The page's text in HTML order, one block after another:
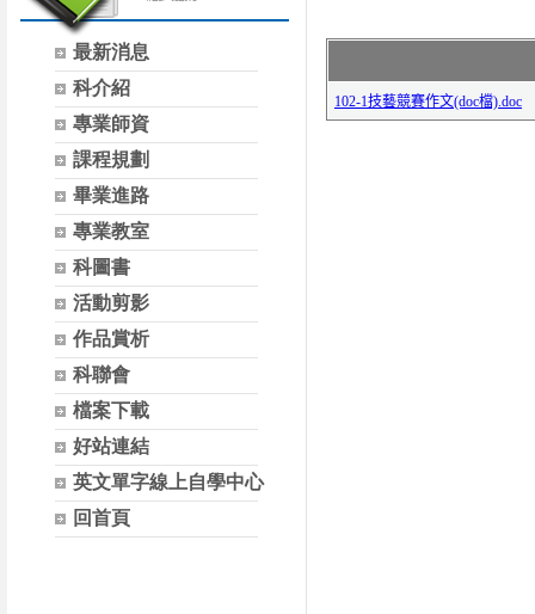
最新消息
科介紹
專業師資
課程規劃
畢業進路
專業教室
科圖書
活動剪影
作品賞析
科聯會
檔案下載
好站連結
英文單字線上自學中心
回首頁